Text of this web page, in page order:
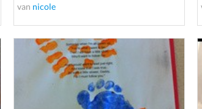
van nicole